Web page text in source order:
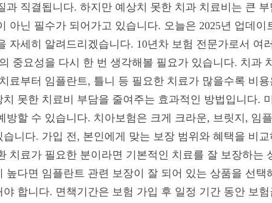
과 직결됩니다. 하지만 예상치 못한 치과 치료비는 큰
아닌 필수가 되어가고 있습니다. 오늘은 2025년 업데
자세히 알려드리겠습니다. 10년차 보험 전문가로서 여
중요성을 다시 한 번 생각해볼 필요가 있습니다. 치과
료부터 임플란트, 틀니 등 필요한 치료가 많을수록 비
못한 치료비 부담을 줄여주는 효과적인 방법입니다.
방할 수 있습니다. 치아보험은 크게 크라운, 브릿지, 임
니다. 가입 전, 본인에게 맞는 보장 범위와 혜택을 비
치료가 필요한 분이라면 기본적인 치료를 잘 보장하는
높다면 임플란트 관련 보장이 잘 되어 있는 상품을 선
합니다. 면책기간은 보험 가입 후 일정 기간 동안 보